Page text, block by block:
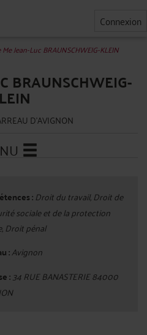
Connexion
Jean-Luc BRAUNSCHWEIG-KLEIN
BRAUNSCHWEIG-
D'AVIGNON
:Droit du travail, Droit de
sociale et de la protection
Droit pénal
:Avignon
:34 RUE BANASTERIE 84000